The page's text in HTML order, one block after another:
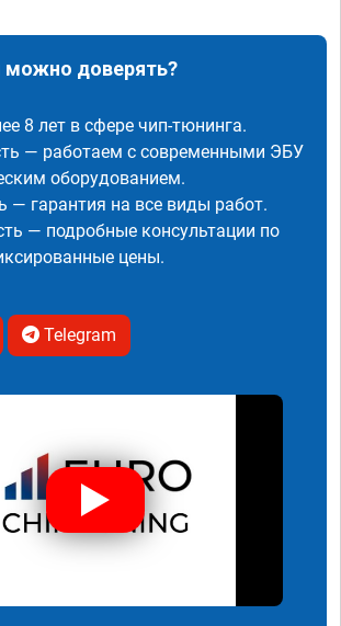
доверять?
8 лет в сфере чип-тюнинга.
— работаем с современными ЭБУ
оборудованием.
— гарантия на все виды работ.
— подробные консультации по
цены.
Telegram